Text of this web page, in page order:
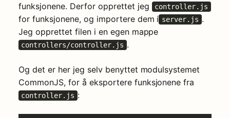
funksjonene. Derfor opprettet jeg
controller.js
for funksjonene, og importere dem i server.js .
Jeg opprettet filen i en egen mappe
controllers/controller.js .
Og det er her jeg selv benyttet modulsystemet
CommonJS, for å eksportere funksjonene fra
controller.js :